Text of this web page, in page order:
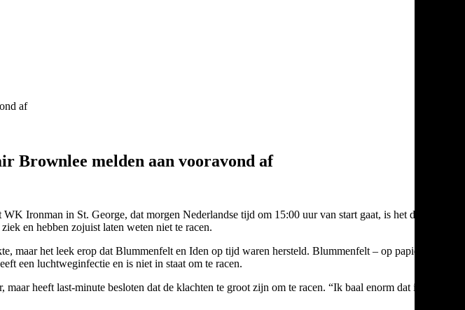
Brownlee melden aan vooravond af
Ironman in St. George, dat morgen Nederlandse tijd om 15:00 uur van start gaat, is het drama
en hebben zojuist laten weten niet te racen.
maar het leek erop dat Blummenfelt en Iden op tijd waren hersteld. Blummenfelt – op papier de
een luchtweginfectie en is niet in staat om te racen.
heeft last-minute besloten dat de klachten te groot zijn om te racen. “Ik baal enorm dat ik heb